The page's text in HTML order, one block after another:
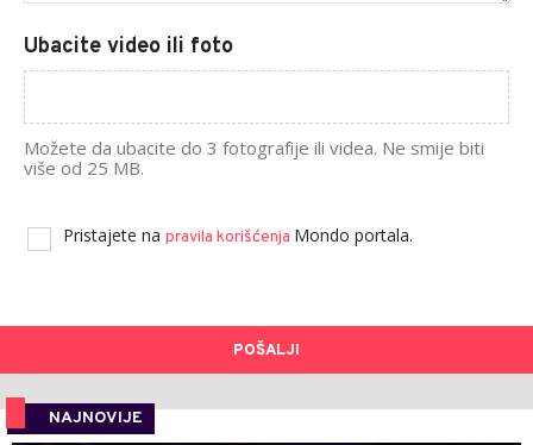
Ubacite video ili foto
Možete da ubacite do 3 fotografije ili videa. Ne smije biti
više od 25 MB.
Pristajete na pravila korišćenja Mondo portala.
POŠALJI
NAJNOVIJE